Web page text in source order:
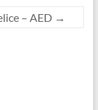
– AED →